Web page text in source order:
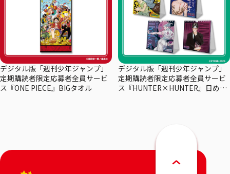
デジタル版「週刊少年ジャンプ」
定期購読者限定応募者全員サービ
ス『ONE PIECE』BIGタオル
デジタル版「週刊少年ジャンプ」
定期購読者限定応募者全員サービ
ス『HUNTER×HUNTER』日めく